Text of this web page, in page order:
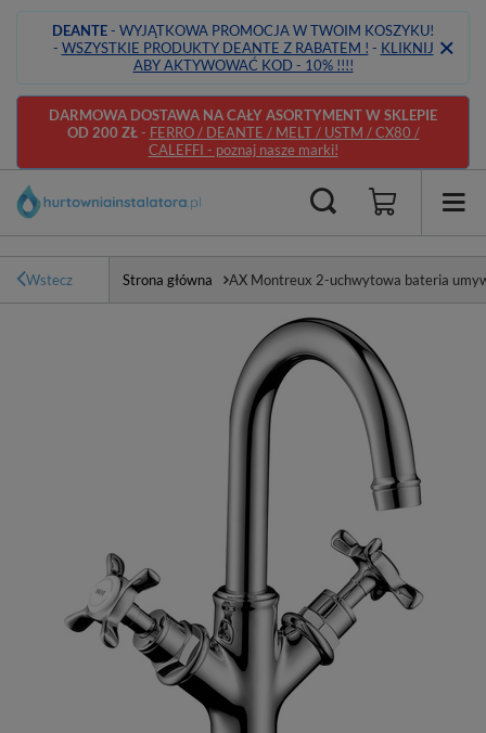
DEANTE- WYJĄTKOWA PROMOCJA W TWOIM KOSZYKU!
- WSZYSTKIE PRODUKTY DEANTE Z RABATEM ! - KLIKNIJ
ABY AKTYWOWAĆ KOD - 10% !!!!
DARMOWA DOSTAWA NA CAŁY ASORTYMENT W SKLEPIE
OD 200 ZŁ- FERRO / DEANTE / MELT / USTM / CX80 /
CALEFFI - poznaj nasze marki!
Wstecz Strona główna AX Montreux 2-uchwytowa bateria